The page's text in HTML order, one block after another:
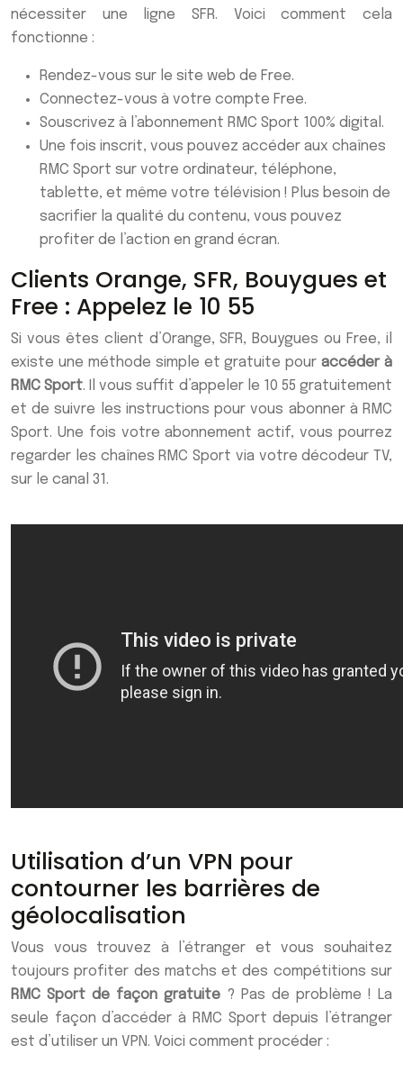
nécessiter une ligne SFR. Voici comment cela
fonctionne :
Rendez-vous sur le site web de Free.
Connectez-vous à votre compte Free.
Souscrivez à l’abonnement RMC Sport 100% digital.
Une fois inscrit, vous pouvez accéder aux chaînes
RMC Sport sur votre ordinateur, téléphone,
tablette, et même votre télévision ! Plus besoin de
sacrifier la qualité du contenu, vous pouvez
profiter de l’action en grand écran.
Clients Orange, SFR, Bouygues et
Free : Appelez le 10 55
Si vous êtes client d’Orange, SFR, Bouygues ou Free, il
existe une méthode simple et gratuite pouraccéder à
RMC Sport. Il vous suffit d’appeler le 10 55 gratuitement
et de suivre les instructions pour vous abonner à RMC
Sport. Une fois votre abonnement actif, vous pourrez
regarder les chaînes RMC Sport via votre décodeur TV,
sur le canal 31.
Utilisation d’un VPN pour
contourner les barrières de
géolocalisation
Vous vous trouvez à l’étranger et vous souhaitez
toujours profiter des matchs et des compétitions sur
RMC Sport de façon gratuite ? Pas de problème ! La
seule façon d’accéder à RMC Sport depuis l’étranger
est d’utiliser un VPN. Voici comment procéder :